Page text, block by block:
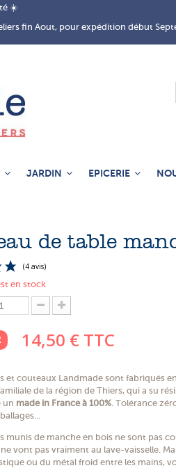
☀️
fin Aout, pour expédition début
JARDIN EPICERIE
de table
en stock
14,50 € TTC
et couteaux Landmade sont fabriqués
de la région de Thiers, qui a su
un made in France à 100% . Tolérance
munis de manche en bois ne sont pas
vont pas vraiment au lave-vaisselle.
ou du métal froid entre les mains,